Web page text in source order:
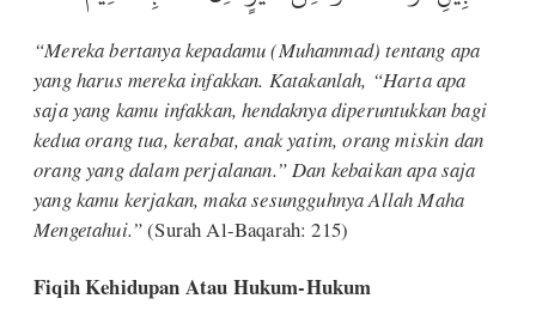
“Mereka bertanya kepadamu (Muhammad) tentang apa
yang harus mereka infakkan. Katakanlah, “Harta apa
saja yang kamu infakkan, hendaknya diperuntukkan bagi
kedua orang tua, kerabat, anak yatim, orang miskin dan
orang yang dalam perjalanan.” Dan kebaikan apa saja
yang kamu kerjakan, maka sesungguhnya Allah Maha
Mengetahui.”(Surah Al-Baqarah: 215)
Fiqih Kehidupan Atau Hukum-Hukum